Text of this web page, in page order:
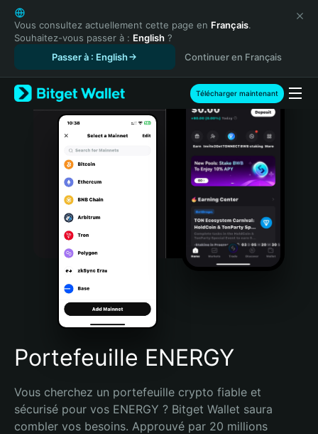
English
日本語
Tiếng Việt
Español (Latinoamérica)
Türkçe
Italiano
Português (Portugal)
Bahasa Indonesia
Português (Brasil)
Español (Argentina)
Vous consultez actuellement cette page en Français.
Souhaitez-vous passer à : English ?
Passer à : English
Continuer en Français
Télécharger maintenant
Portefeuille ENERGY
Vous cherchez un portefeuille crypto fiable et
sécurisé pour vos ENERGY ? Bitget Wallet saura
combler vos besoins. Approuvé par 20 millions